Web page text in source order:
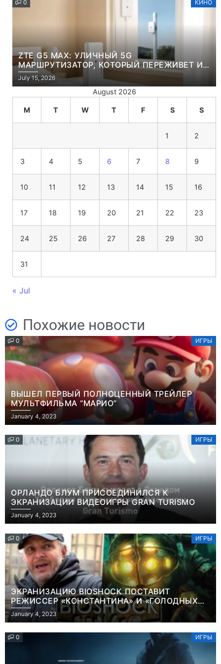
0 КИНО
ZTE G5 MAX: УЛИЧНЫЙ 5G
МАРШРУТИЗАТОР, КОТОРЫЙ ПЕРЕЖИВЕТ И
ЛЮТУЮ ЗИМУ, И ЖАРКОЕ ЛЕТО
July 15, 2026
August 2026
M T W T F S S
1 2
3 4 5 6 7 8 9
10 11 12 13 14 15 16
17 18 19 20 21 22 23
24 25 26 27 28 29 30
31
« Jul
Похожие новости
0 ИГРЫ
ВЫШЕЛ ПЕРВЫЙ ПОЛНОЦЕННЫЙ ТРЕЙЛЕР
МУЛЬТФИЛЬМА “МАРИО”
January 4, 2023
0 ИГРЫ
ОРЛАНДО БЛУМ ПРИСОЕДИНИЛСЯ К
ЭКРАНИЗАЦИИ ВИДЕОИГРЫ GRAN TURISMO
January 4, 2023
0 ИГРЫ
ЭКРАНИЗАЦИЮ BIOSHOCK ПОСТАВИТ
РЕЖИССЕР «КОНСТАНТИНА» И «ГОЛОДНЫХ
ИГР»
January 4, 2023
0 ИГРЫ